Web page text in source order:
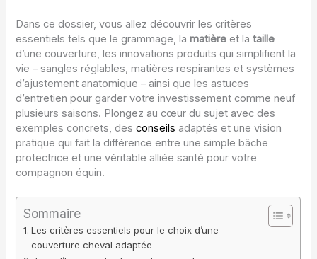
Dans ce dossier, vous allez découvrir les critères
essentiels tels que le grammage, lamatière et lataille
d’une couverture, les innovations produits qui simplifient la
vie – sangles réglables, matières respirantes et systèmes
d’ajustement anatomique – ainsi que les astuces
d’entretien pour garder votre investissement comme neuf
plusieurs saisons. Plongez au cœur du sujet avec des
exemples concrets, desconseils adaptés et une vision
pratique qui fait la différence entre une simple bâche
protectrice et une véritable alliée santé pour votre
compagnon équin.
Sommaire
Les critères essentiels pour le choix d’une
couverture cheval adaptée